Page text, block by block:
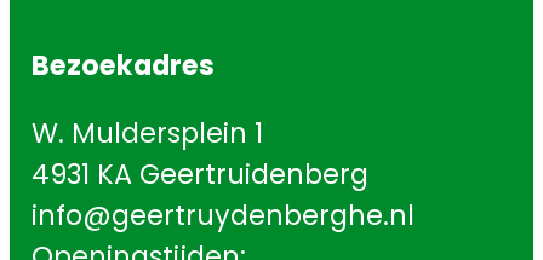
Bezoekadres
W. Muldersplein 1
4931 KA Geertruidenberg
info@geertruydenberghe.nl